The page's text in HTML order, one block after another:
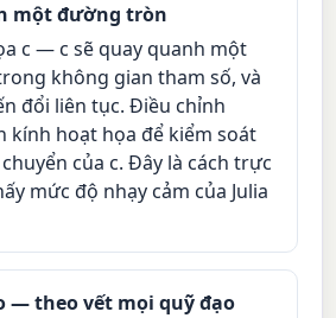
một đường tròn
c — c sẽ quay quanh một
không gian tham số, và
đổi liên tục. Điều chỉnh
hoạt họa để kiểm soát
của c. Đây là cách trực
mức độ nhạy cảm của Julia
— theo vết mọi quỹ đạo